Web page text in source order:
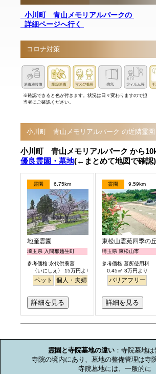
小川町 青山メモリアルパークの
詳細ページへ行く
コロナ対策
※確認できると色が付きます。状況は日々変わりますので担
当者にご確認ください。
小川町 青山メモリアルパーク の近隣霊園
小川町 青山メモリアルパーク から
優良霊園・墓地(←まとめて地図で確認)
霊園 6.75km
地産霊園
埼玉県 入間郡越生町
参考価格:永代供養墓
〈いにしえ〉 15万円より
ペット 個人・夫婦 ガーデニング 公園墓地
詳細を見る
霊園 9.59km
東松山霊苑四季の丘
埼玉県 東松山市
参考価格:墓所使用料
0.45㎡ 3万円より
バリアフリー
詳細を見る
霊園と寺院墓地の違い ：寺院墓地は
寺院の境内にあり、墓地の整備管理は寺
寺院墓地には、一般的に